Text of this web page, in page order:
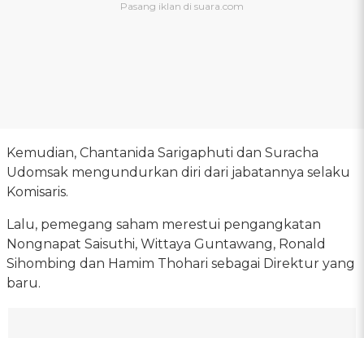
Kemudian, Chantanida Sarigaphuti dan Suracha
Udomsak mengundurkan diri dari jabatannya selaku
Komisaris.
Lalu, pemegang saham merestui pengangkatan
Nongnapat Saisuthi, Wittaya Guntawang, Ronald
Sihombing dan Hamim Thohari sebagai Direktur yang
baru.